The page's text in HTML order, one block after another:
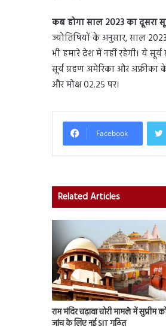
कब होगा साल 2023 का दूसरा
ज्योतिषियों के अनुसार, साल
भी हमारे देश में नहीं रहेगी। ये
सूर्य ग्रहण अमेरिका और अफ्रीका
और मोक्ष 02.25 पर।
Facebook
Related Articles
राम मंदिर चढ़ावा चोरी मामले में सुप्रीम
जांच के लिए नई SIT गठित